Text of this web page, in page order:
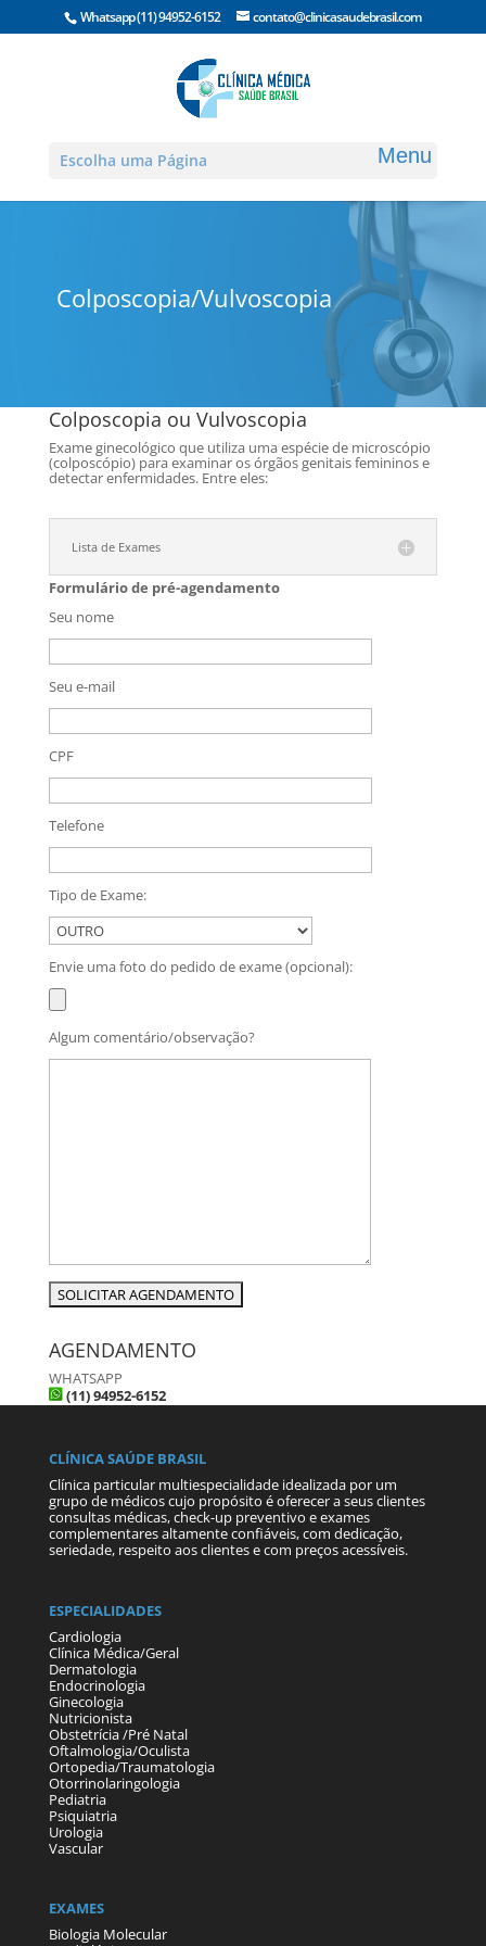
Whatsapp(11) 94952-6152 contato@clinicasaudebrasil.com
Escolha uma Página
Colposcopia/Vulvoscopia
Colposcopia ou Vulvoscopia
Exame ginecológico que utiliza uma espécie de microscópio
(colposcópio) para examinar os órgãos genitais femininos e
detectar enfermidades. Entre eles:
Lista de Exames
Formulário de pré-agendamento
Seu nome
Seu e-mail
CPF
Telefone
Tipo de Exame:
Envie uma foto do pedido de exame (opcional):
Algum comentário/observação?
AGENDAMENTO
WHATSAPP
(11) 94952-6152
CLÍNICA SAÚDE BRASIL
Clínica particular multiespecialidade idealizada por um
grupo de médicos cujo propósito é oferecer a seus clientes
consultas médicas, check-up preventivo e exames
complementares altamente confiáveis, com dedicação,
seriedade, respeito aos clientes e com preços acessíveis.
ESPECIALIDADES
Cardiologia
Clínica Médica/Geral
Dermatologia
Endocrinologia
Ginecologia
Nutricionista
Obstetrícia /Pré Natal
Oftalmologia/Oculista
Ortopedia/Traumatologia
Otorrinolaringologia
Pediatria
Psiquiatria
Urologia
Vascular
EXAMES
Biologia Molecular